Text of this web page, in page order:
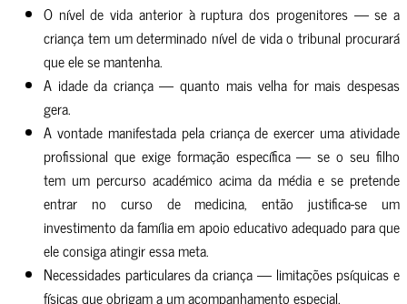
O nível de vida anterior à ruptura dos progenitores — se a
criança tem um determinado nível de vida o tribunal procurará
que ele se mantenha.
A idade da criança — quanto mais velha for mais despesas
gera.
A vontade manifestada pela criança de exercer uma atividade
profissional que exige formação específica — se o seu filho
tem um percurso académico acima da média e se pretende
entrar no curso de medicina, então justifica-se um
investimento da família em apoio educativo adequado para que
ele consiga atingir essa meta.
Necessidades particulares da criança — limitações psíquicas e
físicas que obrigam a um acompanhamento especial.